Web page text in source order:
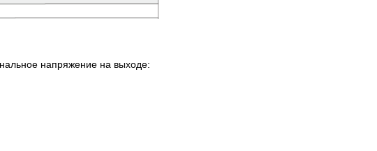
напряжение на выходе: